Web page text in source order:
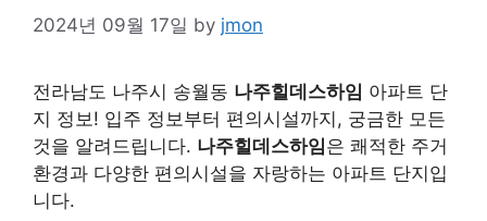
2024년 09월 17일 by jmon
전라남도 나주시 송월동 나주힐데스하임 아파트 단
지 정보! 입주 정보부터 편의시설까지, 궁금한 모든
것을 알려드립니다. 나주힐데스하임은 쾌적한 주거
환경과 다양한 편의시설을 자랑하는 아파트 단지입
니다.